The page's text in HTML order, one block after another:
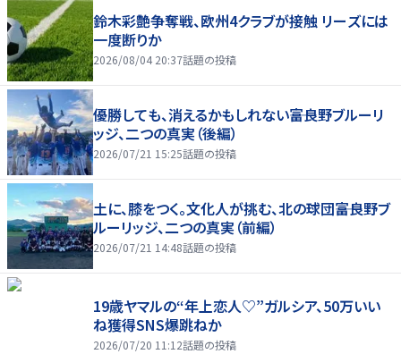
鈴木彩艶争奪戦、欧州4クラブが接触 リーズには
一度断りか
2026/08/04 20:37話題の投稿
優勝しても、消えるかもしれない――富良野ブルーリ
ッジ、二つの真実（後編）
2026/07/21 15:25話題の投稿
土に、膝をつく。文化人が挑む、北の球団――富良野ブ
ルーリッジ、二つの真実（前編）
2026/07/21 14:48話題の投稿
19歳ヤマルの“年上恋人♡”ガルシア、50万いい
ね獲得SNS爆跳ねか
2026/07/20 11:12話題の投稿